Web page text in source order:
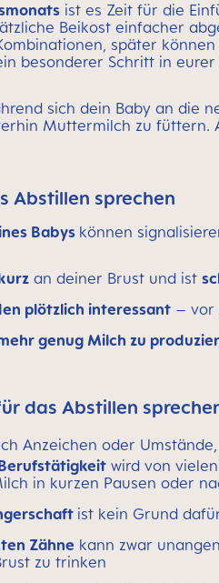
ist es Zeit für die
Beikost einfacher
später
besonderer Schritt in eurer
sich dein Baby an die
Muttermilch zu füttern.
Abstillen sprechen
Babys können
an deiner Brust und ist
plötzlich interessant – vor
genug Milch zu
das Abstillen
Anzeichen oder
wird von
in kurzen Pausen oder
ist kein Grund
Zähne kann zwar
zu trinken